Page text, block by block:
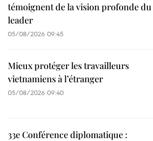
témoignent de la vision profonde du
leader
05/08/2026 09:45
Mieux protéger les travailleurs
vietnamiens à l’étranger
05/08/2026 09:40
33e Conférence diplomatique :